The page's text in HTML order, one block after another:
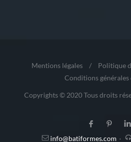
Mentions légales / Politique
Conditions générales
Copyrights © 2020 Tous droits
info@batiformes.com ·